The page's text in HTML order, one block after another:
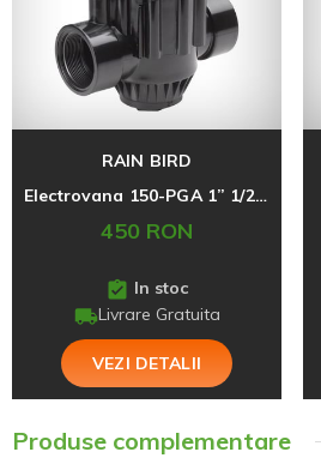
RAIN BIRD
Electrovana 150-PGA 1” 1/2 FI, drept/unghi, solenoid 24V, cu regulator de debit, Rain Bird
450 RON
In stoc
Livrare Gratuita
VEZI DETALII
Produse complementare